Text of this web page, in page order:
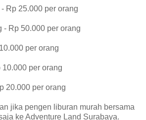
Rp 25.000 per orang
- Rp 50.000 per orang
per orang
per orang
20.000 per orang
jika pengen liburan murah bersama
ke Adventure Land Surabaya.